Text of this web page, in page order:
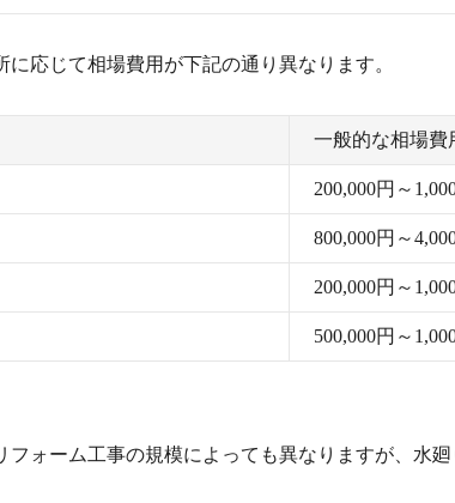
応じて相場費用が下記の通り異なります。
一般的な相場費
200,000円～
800,000円～
200,000円～
500,000円～
ォーム工事の規模によっても異なりますが、水